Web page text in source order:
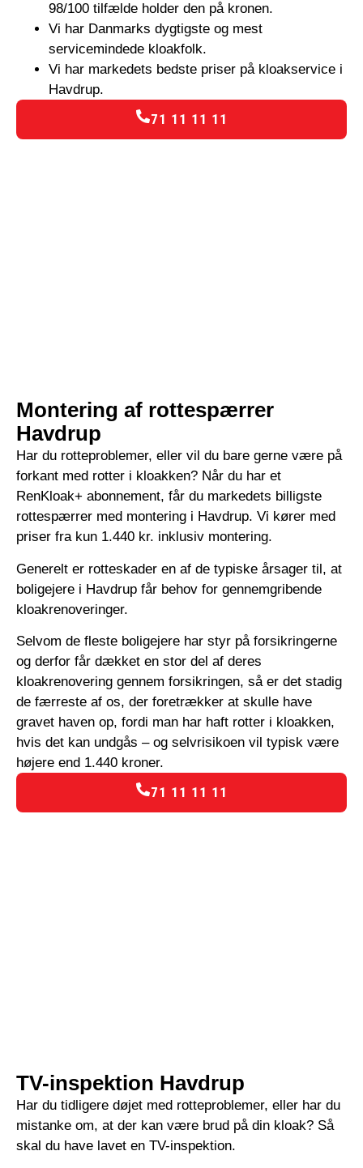
98/100 tilfælde holder den på kronen.
Vi har Danmarks dygtigste og mest
servicemindede kloakfolk.
Vi har markedets bedste priser på kloakservice i
Havdrup.
71 11 11 11
Montering af rottespærrer
Havdrup
Har du rotteproblemer, eller vil du bare gerne være på
forkant med rotter i kloakken? Når du har et
RenKloak+ abonnement, får du markedets billigste
rottespærrer med montering i Havdrup. Vi kører med
priser fra kun 1.440 kr. inklusiv montering.
Generelt er rotteskader en af de typiske årsager til, at
boligejere i Havdrup får behov for gennemgribende
kloakrenoveringer.
Selvom de fleste boligejere har styr på forsikringerne
og derfor får dækket en stor del af deres
kloakrenovering gennem forsikringen, så er det stadig
de færreste af os, der foretrækker at skulle have
gravet haven op, fordi man har haft rotter i kloakken,
hvis det kan undgås – og selvrisikoen vil typisk være
højere end 1.440 kroner.
71 11 11 11
TV-inspektion Havdrup
Har du tidligere døjet med rotteproblemer, eller har du
mistanke om, at der kan være brud på din kloak? Så
skal du have lavet en TV-inspektion.